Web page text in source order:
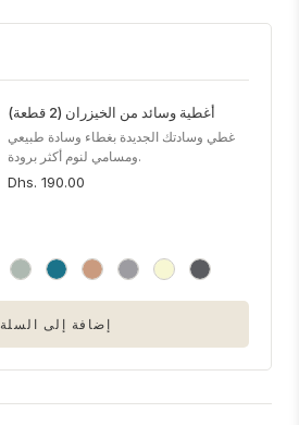
أغطية وسائد من الخيزران (2 قطعة)
غطي وسادتك الجديدة بغطاء وسادة طبيعي
ومسامي لنوم أكثر برودة.
Dhs. 190.00
إضافة إلى السلة